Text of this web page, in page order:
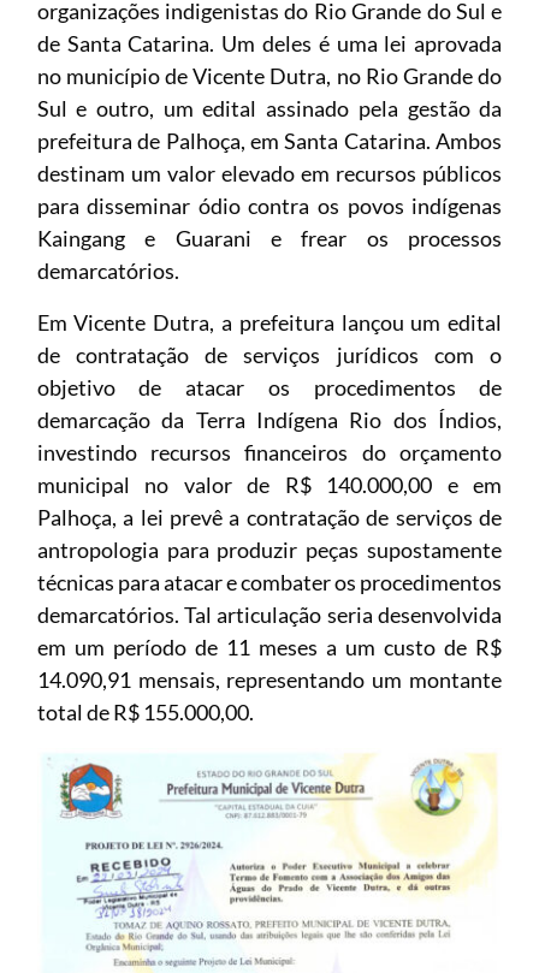
organizações indigenistas do Rio Grande do Sul e
de Santa Catarina. Um deles é uma lei aprovada
no município de Vicente Dutra, no Rio Grande do
Sul e outro, um edital assinado pela gestão da
prefeitura de Palhoça, em Santa Catarina. Ambos
destinam um valor elevado em recursos públicos
para disseminar ódio contra os povos indígenas
Kaingang e Guarani e frear os processos
demarcatórios.
Em Vicente Dutra, a prefeitura lançou um edital
de contratação de serviços jurídicos com o
objetivo de atacar os procedimentos de
demarcação da Terra Indígena Rio dos Índios,
investindo recursos financeiros do orçamento
municipal no valor de R$ 140.000,00 e em
Palhoça, a lei prevê a contratação de serviços de
antropologia para produzir peças supostamente
técnicas para atacar e combater os procedimentos
demarcatórios. Tal articulação seria desenvolvida
em um período de 11 meses a um custo de R$
14.090,91 mensais, representando um montante
total de R$ 155.000,00.